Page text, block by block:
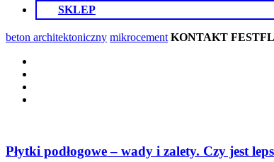
SKLEP
beton architektoniczny mikrocement KONTAKT
Płytki podłogowe – wady i zalety. Czy jest